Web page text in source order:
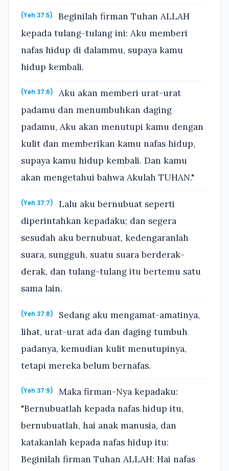
(Yeh 37:5)
Beginilah firman Tuhan ALLAH
kepada tulang-tulang ini: Aku memberi
nafas hidup di dalammu, supaya kamu
hidup kembali.
(Yeh 37:6)
Aku akan memberi urat-urat
padamu dan menumbuhkan daging
padamu, Aku akan menutupi kamu dengan
kulit dan memberikan kamu nafas hidup,
supaya kamu hidup kembali. Dan kamu
akan mengetahui bahwa Akulah TUHAN."
(Yeh 37:7)
Lalu aku bernubuat seperti
diperintahkan kepadaku; dan segera
sesudah aku bernubuat, kedengaranlah
suara, sungguh, suatu suara berderak-
derak, dan tulang-tulang itu bertemu satu
sama lain.
(Yeh 37:8)
Sedang aku mengamat-amatinya,
lihat, urat-urat ada dan daging tumbuh
padanya, kemudian kulit menutupinya,
tetapi mereka belum bernafas.
(Yeh 37:9)
Maka firman-Nya kepadaku:
"Bernubuatlah kepada nafas hidup itu,
bernubuatlah, hai anak manusia, dan
katakanlah kepada nafas hidup itu:
Beginilah firman Tuhan ALLAH: Hai nafas